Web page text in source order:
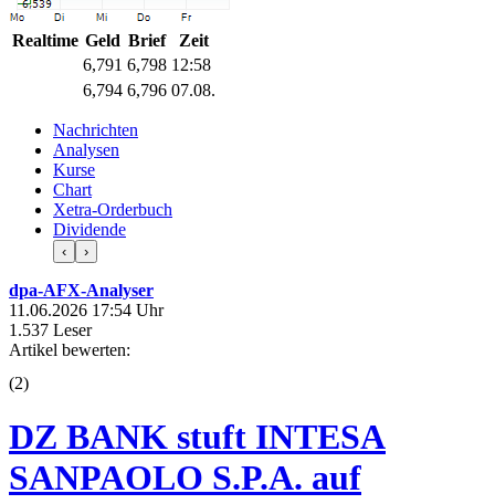
Realtime Geld Brief
Zeit
6,791 6,798 12:58
6,794 6,796 07.08.
Nachrichten
Analysen
Kurse
Chart
Xetra-Orderbuch
Dividende
‹ ›
dpa-AFX-Analyser
11.06.2026 17:54 Uhr
1.537 Leser
Artikel bewerten:
(2)
DZ BANK stuft INTESA
SANPAOLO S.P.A. auf